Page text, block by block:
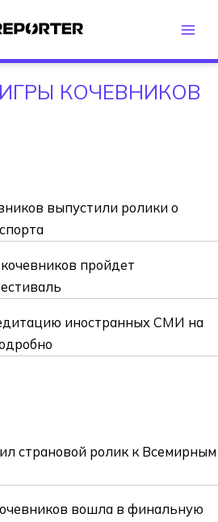
КОЧЕВНИКОВ
выпустили ролики о
пройдет
иностранных СМИ на
страновой ролик к Всемирным
вошла в финальную